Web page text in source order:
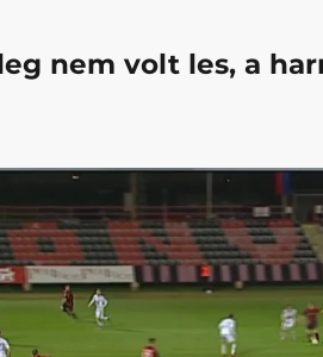
nem volt les, a